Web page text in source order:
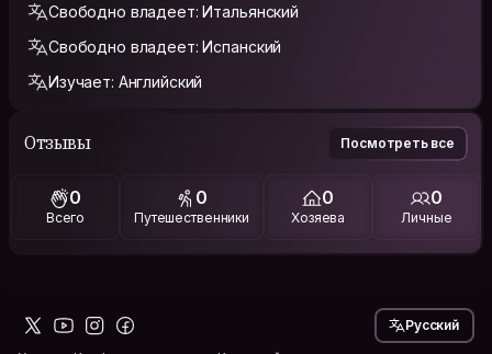
Свободно владеет: Итальянский
Свободно владеет: Испанский
Изучает: Английский
Отзывы Посмотреть все
0
Всего
0
Путешественники
0
Хозяева
0
Личные
Русский